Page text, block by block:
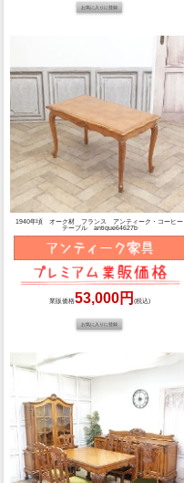
1940年頃 オーク材 フランス アンティーク・コーヒー
テーブル antique64627b
業販価格53,000円 (税込)